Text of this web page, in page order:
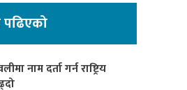
नाम दर्ता गर्न राष्ट्रिय